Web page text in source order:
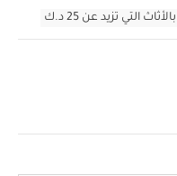
التي تزيد عن 25 د.ك